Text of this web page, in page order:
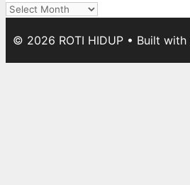
Archives
© 2026 ROTI HIDUP • Built with